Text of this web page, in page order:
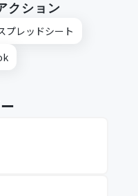
クション
プレッドシート